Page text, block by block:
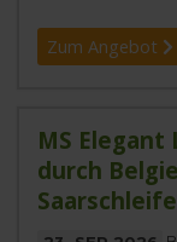
Zum Angebot
MS Elegant
durch
Saarschleife